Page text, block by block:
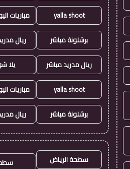
yalla shoot مباريات
برشلونة مباشر ريال
ريال مدريد مباشر يلا
yalla shoot مباريات
برشلونة مباشر ريال
سطحة الرياض